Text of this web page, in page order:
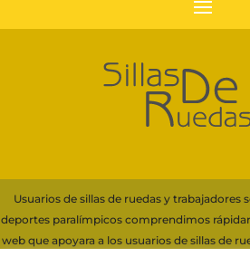
Usuarios de sillas de ruedas y trabajadores
deportes paralímpicos comprendimos
web que apoyara a los usuarios de sillas de